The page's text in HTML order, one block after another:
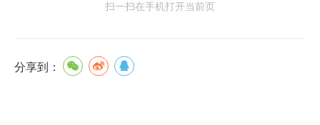
扫一扫在手机打开当前页
分享到：